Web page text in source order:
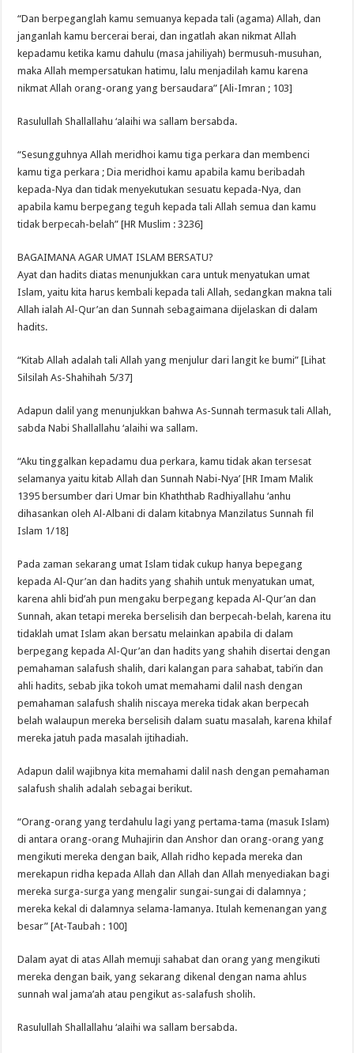
“Dan berpeganglah kamu semuanya kepada tali (agama) Allah, dan
janganlah kamu bercerai berai, dan ingatlah akan nikmat Allah
kepadamu ketika kamu dahulu (masa jahiliyah) bermusuh-musuhan,
maka Allah mempersatukan hatimu, lalu menjadilah kamu karena
nikmat Allah orang-orang yang bersaudara” [Ali-Imran ; 103]
Rasulullah Shallallahu ‘alaihi wa sallam bersabda.
“Sesungguhnya Allah meridhoi kamu tiga perkara dan membenci
kamu tiga perkara ; Dia meridhoi kamu apabila kamu beribadah
kepada-Nya dan tidak menyekutukan sesuatu kepada-Nya, dan
apabila kamu berpegang teguh kepada tali Allah semua dan kamu
tidak berpecah-belah” [HR Muslim : 3236]
BAGAIMANA AGAR UMAT ISLAM BERSATU?
Ayat dan hadits diatas menunjukkan cara untuk menyatukan umat
Islam, yaitu kita harus kembali kepada tali Allah, sedangkan makna tali
Allah ialah Al-Qur’an dan Sunnah sebagaimana dijelaskan di dalam
hadits.
“Kitab Allah adalah tali Allah yang menjulur dari langit ke bumi” [Lihat
Silsilah As-Shahihah 5/37]
Adapun dalil yang menunjukkan bahwa As-Sunnah termasuk tali Allah,
sabda Nabi Shallallahu ‘alaihi wa sallam.
“Aku tinggalkan kepadamu dua perkara, kamu tidak akan tersesat
selamanya yaitu kitab Allah dan Sunnah Nabi-Nya’ [HR Imam Malik
1395 bersumber dari Umar bin Khaththab Radhiyallahu ‘anhu
dihasankan oleh Al-Albani di dalam kitabnya Manzilatus Sunnah fil
Islam 1/18]
Pada zaman sekarang umat Islam tidak cukup hanya bepegang
kepada Al-Qur’an dan hadits yang shahih untuk menyatukan umat,
karena ahli bid’ah pun mengaku berpegang kepada Al-Qur’an dan
Sunnah, akan tetapi mereka berselisih dan berpecah-belah, karena itu
tidaklah umat Islam akan bersatu melainkan apabila di dalam
berpegang kepada Al-Qur’an dan hadits yang shahih disertai dengan
pemahaman salafush shalih, dari kalangan para sahabat, tabi’in dan
ahli hadits, sebab jika tokoh umat memahami dalil nash dengan
pemahaman salafush shalih niscaya mereka tidak akan berpecah
belah walaupun mereka berselisih dalam suatu masalah, karena khilaf
mereka jatuh pada masalah ijtihadiah.
Adapun dalil wajibnya kita memahami dalil nash dengan pemahaman
salafush shalih adalah sebagai berikut.
“Orang-orang yang terdahulu lagi yang pertama-tama (masuk Islam)
di antara orang-orang Muhajirin dan Anshor dan orang-orang yang
mengikuti mereka dengan baik, Allah ridho kepada mereka dan
merekapun ridha kepada Allah dan Allah dan Allah menyediakan bagi
mereka surga-surga yang mengalir sungai-sungai di dalamnya ;
mereka kekal di dalamnya selama-lamanya. Itulah kemenangan yang
besar” [At-Taubah : 100]
Dalam ayat di atas Allah memuji sahabat dan orang yang mengikuti
mereka dengan baik, yang sekarang dikenal dengan nama ahlus
sunnah wal jama’ah atau pengikut as-salafush sholih.
Rasulullah Shallallahu ‘alaihi wa sallam bersabda.